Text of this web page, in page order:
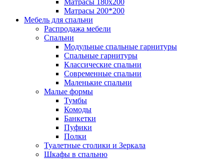
Матрасы 180x200
Матрасы 200*200
Мебель для спальни
Распродажа мебели
Спальни
Модульные спальные гарнитуры
Спальные гарнитуры
Классические спальни
Современные спальни
Маленькие спальни
Малые формы
Тумбы
Комоды
Банкетки
Пуфики
Полки
Туалетные столики и Зеркала
Шкафы в спальню